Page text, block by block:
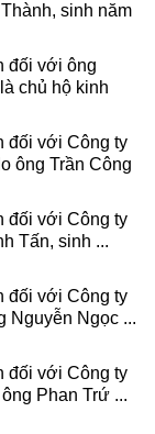
sinh năm
đối với ông
chủ hộ kinh
đối với Công ty
ông Trần Công
đối với Công ty
Tấn, sinh ...
đối với Công ty
Nguyễn Ngọc ...
đối với Công ty
Phan Trứ ...